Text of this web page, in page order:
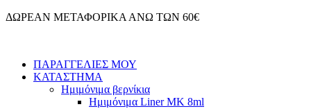
Μετάβαση
ΔΩΡΕΑΝ ΜΕΤΑΦΟΡΙΚΑ ΑΝΩ ΤΩΝ 60€
ΠΑΡΑΓΓΕΛΙΕΣ ΜΟΥ
ΚΑΤΑΣΤΗΜΑ
Ημιμόνιμα βερνίκια
Ημιμόνιμα Liner ΜΚ 8ml